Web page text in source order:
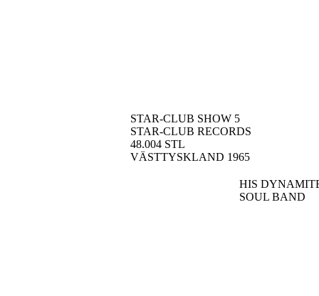
STAR-CLUB SHOW 5
STAR-CLUB RECORDS
48.004 STL
VÄSTTYSKLAND 1965
HIS
SOUL BAND